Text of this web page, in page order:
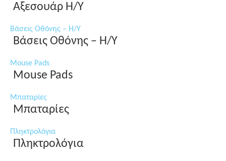
Αξεσουάρ Η/Υ
Βάσεις Οθόνης – Η/Υ
Βάσεις Οθόνης – Η/Υ
Mouse Pads
Mouse Pads
Μπαταρίες
Μπαταρίες
Πληκτρολόγια
Πληκτρολόγια